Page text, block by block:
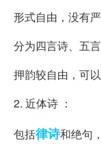
形式自由，没有
分为四言诗、五
押韵较自由，可
2. 近体诗 ：
包括律诗和绝句